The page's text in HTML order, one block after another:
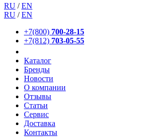
RU / EN
RU / EN
+7(800) 700-28-15
+7(812) 703-05-55
Каталог
Бренды
Новости
О компании
Отзывы
Статьи
Сервис
Доставка
Контакты